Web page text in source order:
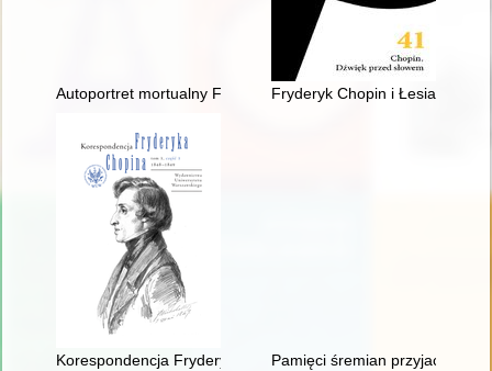
Autoportret mortualny Fryderyka Chopina. Próba analizy
Fryderyk Chopin i Łesia
Korespondencja Fryderyka Chopina. T. 3 cz. 3,
Pamięci śremian przyjaciół